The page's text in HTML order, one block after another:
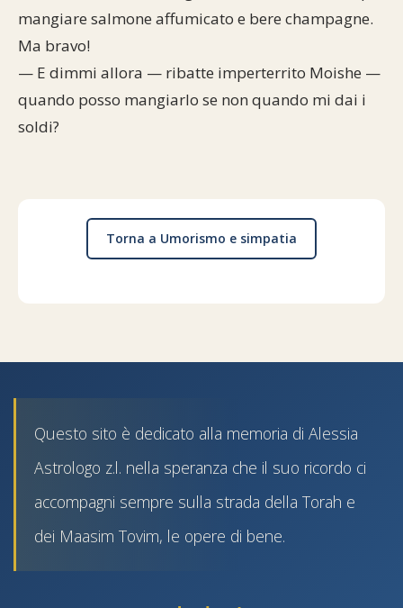
Tanach
Il Talmud in italiano
Collegamenti utili
mangiare salmone affumicato e bere champagne.
Ma bravo!
— E dimmi allora — ribatte imperterrito Moishe —
quando posso mangiarlo se non quando mi dai i
soldi?
Torna a Umorismo e simpatia
Questo sito è dedicato alla memoria di Alessia
Astrologo z.l. nella speranza che il suo ricordo ci
accompagni sempre sulla strada della Torah e
dei Maasim Tovim, le opere di bene.